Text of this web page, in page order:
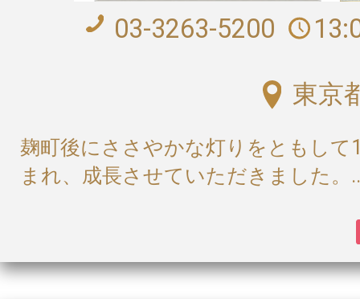
03-3263-5200
東京
麹町後にささやかな灯りをともし
まれ、成長させていただきました。